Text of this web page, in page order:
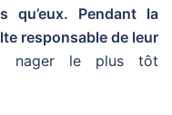
qu’eux. Pendant la
responsable de leur
nager le plus tôt